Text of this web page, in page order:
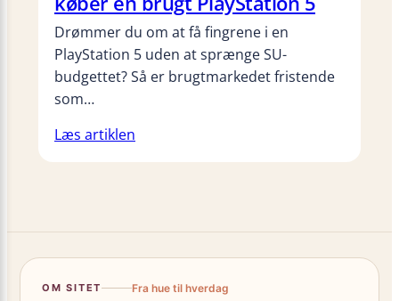
Drømmer du om at få fingrene i en
PlayStation 5 uden at sprænge SU-
budgettet? Så er brugtmarkedet fristende
som…
Læs artiklen
OM SITET Fra hue til hverdag